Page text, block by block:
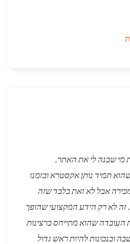
מי שבנה לי את האתר.
תמיד נותן אקסטרא ובזמנו
אבל לא זאת בלבד שזה
זה לא רק הידע המקצועי שהופך
העובדה שהוא מתייחס ברצינות
ובנכונות להיות ראש גדול